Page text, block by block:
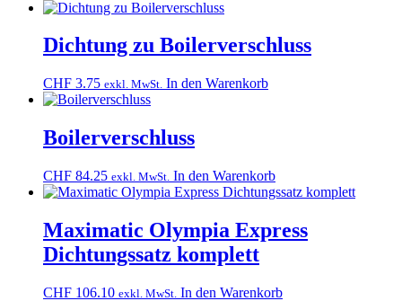
Dichtung zu Boilerverschluss
CHF 3.75 exkl. MwSt. In den Warenkorb
Boilerverschluss
CHF 84.25 exkl. MwSt. In den Warenkorb
Maximatic Olympia Express
Dichtungssatz komplett
CHF 106.10 exkl. MwSt. In den Warenkorb